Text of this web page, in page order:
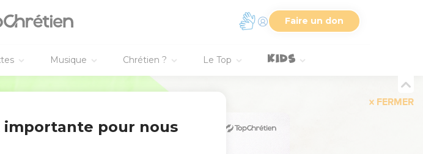
Faire un don
Musique Chrétien ? Le Top
FERMER
!
pour nous